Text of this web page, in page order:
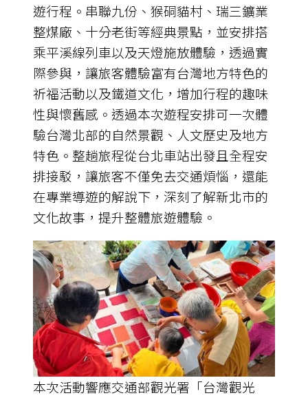
遊行程。串聯九份、猴硐貓村、瑞三鑛業
整煤廠、十分老街等經典景點，並安排搭
乘平溪線列車以及天燈施放體驗，透過實
際參與，讓旅客體驗富有台灣地方特色的
祈福活動以及鐵道文化，增加行程的趣味
性與懷舊感。透過本次遊程安排可一次體
驗台灣北部的自然景觀、人文歷史及地方
特色。整趟旅程從台北車站出發且全程安
排接駁，讓旅客不僅免去交通煩惱，還能
在專業導遊的解說下，深刻了解新北市的
文化故事，提升整體旅遊體驗。
本次活動響應交通部觀光署「台灣觀光